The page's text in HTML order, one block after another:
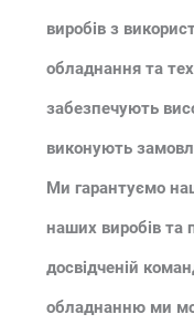
виробів з
обладнання та
забезпечують
виконують
Ми гарантуємо
наших виробів та
досвідченій
обладнанню ми